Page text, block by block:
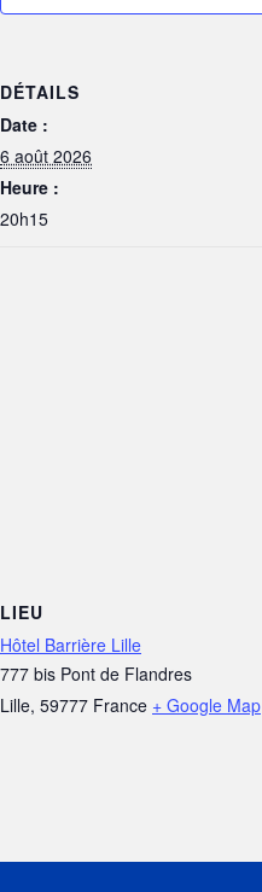
DÉTAILS
Date :
6 août 2026
Heure :
20h15
LIEU
Hôtel Barrière Lille
777 bis Pont de Flandres
Lille, 59777 France + Google Map